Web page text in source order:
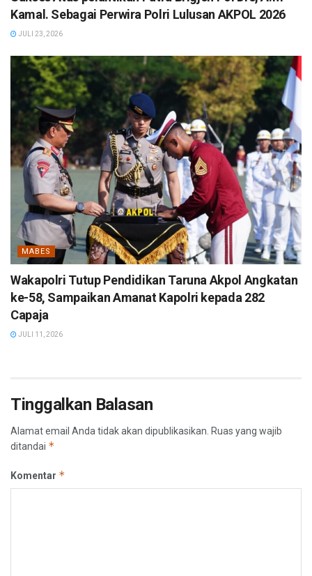
Kamal. Sebagai Perwira Polri Lulusan AKPOL 2026
JULI 23, 2026
MABES
Wakapolri Tutup Pendidikan Taruna Akpol Angkatan
ke-58, Sampaikan Amanat Kapolri kepada 282
Capaja
JULI 11, 2026
Tinggalkan Balasan
Alamat email Anda tidak akan dipublikasikan. Ruas yang wajib
ditandai *
Komentar *